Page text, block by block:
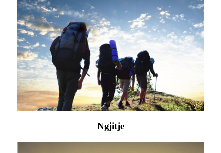
Ngjitje